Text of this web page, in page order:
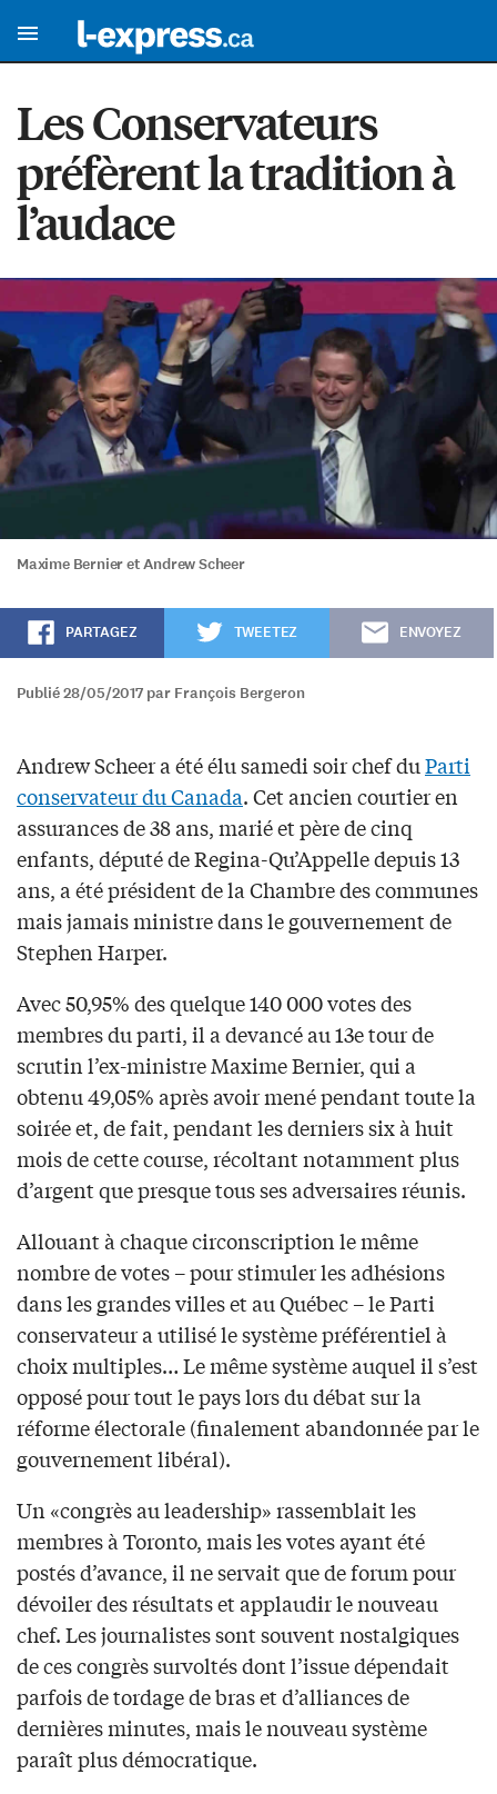
Les Conservateurs
préfèrent la tradition à
l’audace
Maxime Bernier et Andrew Scheer
PARTAGEZ TWEETEZ ENVOYEZ
Publié 28/05/2017 par François Bergeron
Andrew Scheer a été élu samedi soir chef duParti
conservateur du Canada. Cet ancien courtier en
assurances de 38 ans, marié et père de cinq
enfants, député de Regina-Qu’Appelle depuis 13
ans, a été président de la Chambre des communes
mais jamais ministre dans le gouvernement de
Stephen Harper.
Avec 50,95% des quelque 140 000 votes des
membres du parti, il a devancé au 13e tour de
scrutin l’ex-ministre Maxime Bernier, qui a
obtenu 49,05% après avoir mené pendant toute la
soirée et, de fait, pendant les derniers six à huit
mois de cette course, récoltant notamment plus
d’argent que presque tous ses adversaires réunis.
Allouant à chaque circonscription le même
nombre de votes – pour stimuler les adhésions
dans les grandes villes et au Québec – le Parti
conservateur a utilisé le système préférentiel à
choix multiples… Le même système auquel il s’est
opposé pour tout le pays lors du débat sur la
réforme électorale (finalement abandonnée par le
gouvernement libéral).
Un «congrès au leadership» rassemblait les
membres à Toronto, mais les votes ayant été
postés d’avance, il ne servait que de forum pour
dévoiler des résultats et applaudir le nouveau
chef. Les journalistes sont souvent nostalgiques
de ces congrès survoltés dont l’issue dépendait
parfois de tordage de bras et d’alliances de
dernières minutes, mais le nouveau système
paraît plus démocratique.